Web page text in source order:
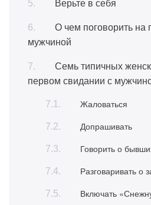
О чем поговорить на
мужчиной
Семь типичных
первом свидании с
Жаловаться
Допрашивать
Говорить о
Разговаривать о
Включать